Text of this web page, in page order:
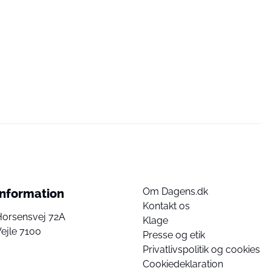
72A
7100
Om Dagens.dk
Kontakt os
Klage
Presse og etik
Privatlivspolitik og cookies
Cookiedeklaration